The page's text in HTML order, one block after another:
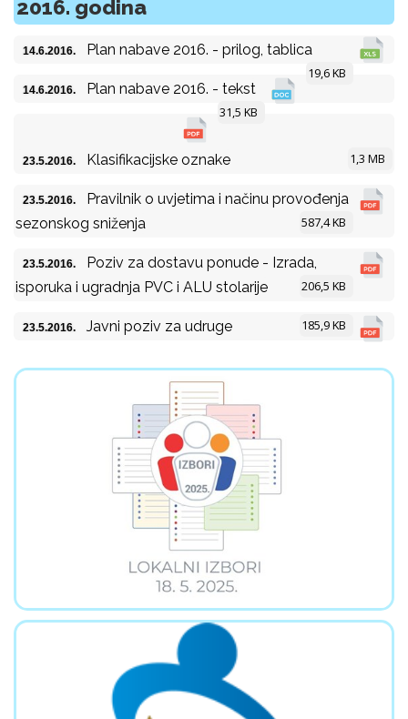
2016. godina
14.6.2016. Plan nabave 2016. - prilog, tablica
19,6 KB
14.6.2016. Plan nabave 2016. - tekst
31,5 KB
23.5.2016. Klasifikacijske oznake 1,3 MB
23.5.2016.
Pravilnik o uvjetima i načinu provođenja
sezonskog sniženja
587,4 KB
23.5.2016.
Poziv za dostavu ponude - Izrada,
isporuka i ugradnja PVC i ALU stolarije
206,5 KB
23.5.2016. Javni poziv za udruge 185,9 KB